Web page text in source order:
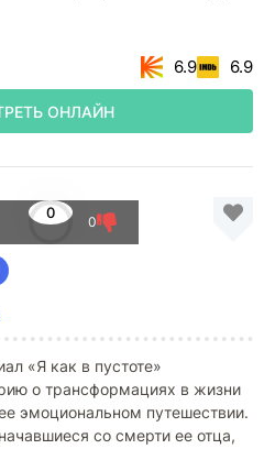
ОНЛАЙН
6.9 6.9
0
0
«Я как в пустоте»
о трансформациях в жизни
эмоциональном путешествии.
со смерти ее отца,